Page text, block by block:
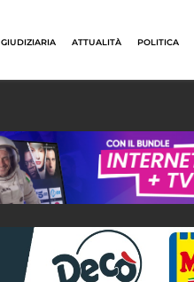
GIUDIZIARIA ATTUALITÀ POLITICA